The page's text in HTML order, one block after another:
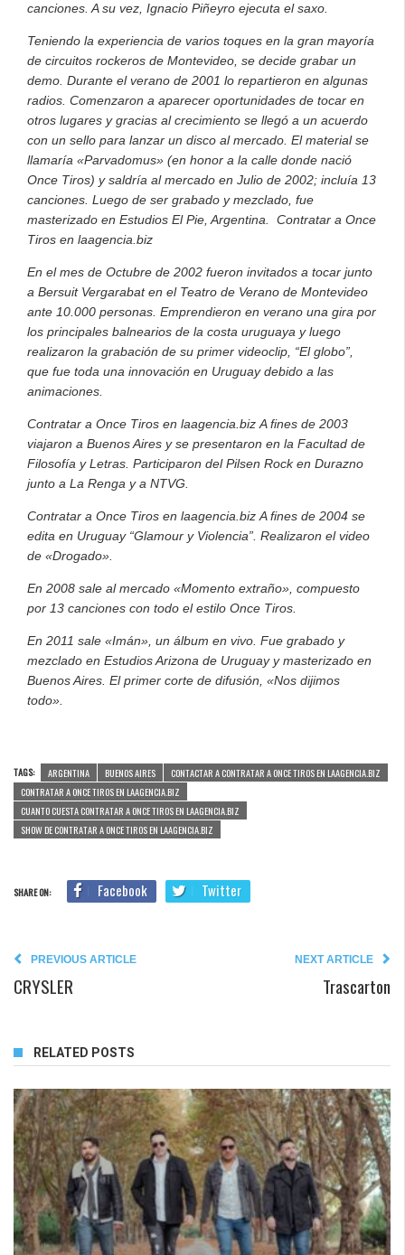
canciones. A su vez, Ignacio Piñeyro ejecuta el saxo.
Teniendo la experiencia de varios toques en la gran mayoría
de circuitos rockeros de Montevideo, se decide grabar un
demo. Durante el verano de 2001 lo repartieron en algunas
radios. Comenzaron a aparecer oportunidades de tocar en
otros lugares y gracias al crecimiento se llegó a un acuerdo
con un sello para lanzar un disco al mercado. El material se
llamaría «Parvadomus» (en honor a la calle donde nació
Once Tiros) y saldría al mercado en Julio de 2002; incluía 13
canciones. Luego de ser grabado y mezclado, fue
masterizado en Estudios El Pie, Argentina. Contratar a Once
Tiros en laagencia.biz
En el mes de Octubre de 2002 fueron invitados a tocar junto
a Bersuit Vergarabat en el Teatro de Verano de Montevideo
ante 10.000 personas. Emprendieron en verano una gira por
los principales balnearios de la costa uruguaya y luego
realizaron la grabación de su primer videoclip, “El globo”,
que fue toda una innovación en Uruguay debido a las
animaciones.
Contratar a Once Tiros en laagencia.bizA fines de 2003
viajaron a Buenos Aires y se presentaron en la Facultad de
Filosofía y Letras. Participaron del Pilsen Rock en Durazno
junto a La Renga y a NTVG.
Contratar a Once Tiros en laagencia.bizA fines de 2004 se
edita en Uruguay “Glamour y Violencia”. Realizaron el video
de «Drogado».
En 2008 sale al mercado «Momento extraño», compuesto
por 13 canciones con todo el estilo Once Tiros.
En 2011 sale «Imán», un álbum en vivo. Fue grabado y
mezclado en Estudios Arizona de Uruguay y masterizado en
Buenos Aires. El primer corte de difusión, «Nos dijimos
todo».
TAGS: ARGENTINA BUENOS AIRES
CONTACTAR A CONTRATAR A ONCE TIROS EN LAAGENCIA.BIZ
CONTRATAR A ONCE TIROS EN LAAGENCIA.BIZ
CUANTO CUESTA CONTRATAR A ONCE TIROS EN LAAGENCIA.BIZ
SHOW DE CONTRATAR A ONCE TIROS EN LAAGENCIA.BIZ
SHARE ON: Facebook Twitter
PREVIOUS ARTICLE
CRYSLER
NEXT ARTICLE
Trascarton
RELATED POSTS